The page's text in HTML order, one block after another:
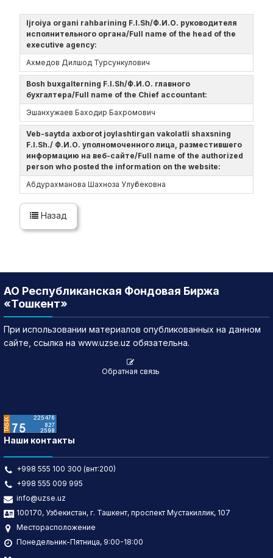
Ijroiya organi rahbarining F.I.Sh/Ф.И.О. руководителя
исполнительного органа/Full name of the head of the
executive agency:
Ахмедов Дилшод Турсункулович
Bosh buxgalterning F.I.Sh/Ф.И.О. главного
бухгалтера/Full name of the Chief accountant:
Эшанхужаев Баходир Бахромович
Veb-saytda axborot joylashtirgan vakolatli shaxsning
F.I.Sh./ Ф.И.О. уполномоченного лица, разместившего
информацию на веб-сайте/Full name of the authorized
person who posted the information on the website:
Абдурахманова Шахноза Улуғбековна
Назад
АО Республиканская Фондовая Биржа
«Тошкент»
При использовании материалов опубликованных на данном
сайте, ссылка на www.uzse.uz обязательна.
Обратная связь
Наши контакты
+998 555 100 300 (внт:200)
+998 555 009 995
info@uzse.uz
100170, Узбекистан, г. Ташкент, проспект Мустакиллик, 107
Месторасположение
Понедельник-Пятница, 9:00-18:00